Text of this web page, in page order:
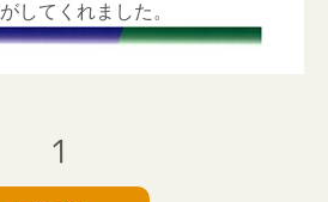
がしてくれました。
1